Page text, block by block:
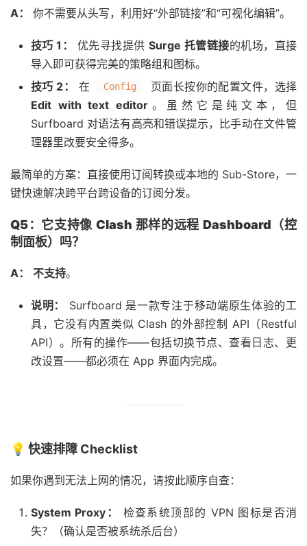
A： 你不需要从头写，利用好“外部链接”和“可视化编辑”。
技巧 1： 优先寻找提供Surge 托管链接的机场，直接
导入即可获得完美的策略组和图标。
技巧 2：
在 Config
页面长按你的配置文件，选择
Edit with text editor 。虽然它是纯文本，但
Surfboard 对语法有高亮和错误提示，比手动在文件管
理器里改要安全得多。
最简单的方案：直接使用订阅转换或本地的 Sub-Store，一
键快速解决跨平台跨设备的订阅分发。
Q5：它支持像 Clash 那样的远程 Dashboard（控
制面板）吗？
A： 不支持。
说明：
Surfboard 是一款专注于移动端原生体验的工
具，它没有内置类似 Clash 的外部控制 API（Restful
API）。所有的操作——包括切换节点、查看日志、更
改设置——都必须在 App 界面内完成。
💡 快速排障 Checklist
如果你遇到无法上网的情况，请按此顺序自查：
System Proxy：
检查系统顶部的 VPN 图标是否消
失？（确认是否被系统杀后台）